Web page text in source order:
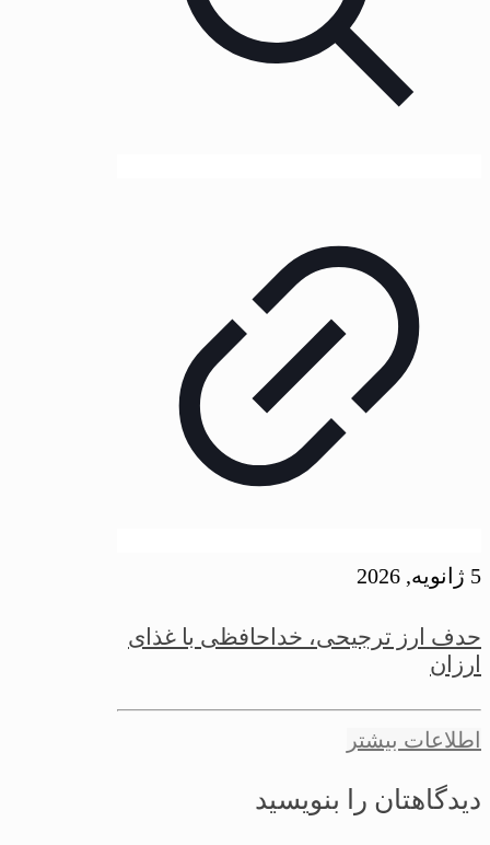
5 ژانویه, 2026
حدف ارز ترجیحی، خداحافظی با غذای
ارزان
اطلاعات بیشتر
دیدگاهتان را بنویسید